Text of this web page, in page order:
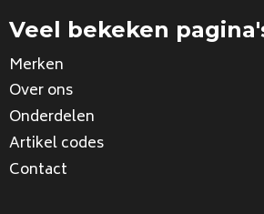
Veel bekeken
Merken
Over ons
Onderdelen
Artikel codes
Contact